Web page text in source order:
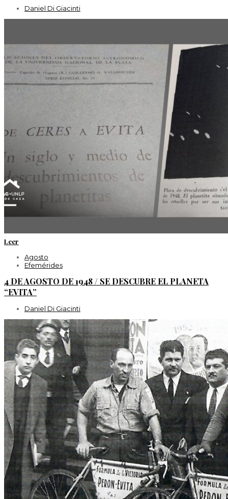
Daniel Di Giacinti
Leer
Agosto
Efemérides
4 DE AGOSTO DE 1948 / SE DESCUBRE EL PLANETA
“EVITA”
Daniel Di Giacinti